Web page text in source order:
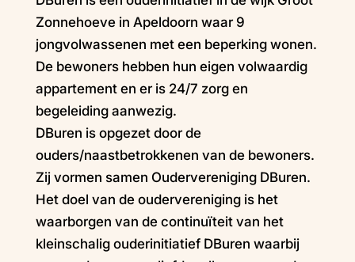
Zonnehoeve in Apeldoorn waar 9
jongvolwassenen met een beperking wonen.
De bewoners hebben hun eigen volwaardig
appartement en er is 24/7 zorg en
begeleiding aanwezig.
DBuren is opgezet door de
ouders/naastbetrokkenen van de bewoners.
Zij vormen samen Oudervereniging DBuren.
Het doel van de oudervereniging is het
waarborgen van de continuïteit van het
kleinschalig ouderinitiatief DBuren waarbij